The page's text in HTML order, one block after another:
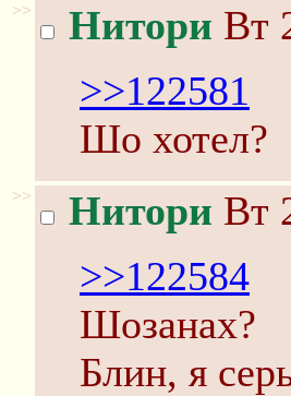
>> Нитори Вт
>>122581
Шо хотел?
>> Нитори Вт
>>122584
Шозанах?
Блин, я